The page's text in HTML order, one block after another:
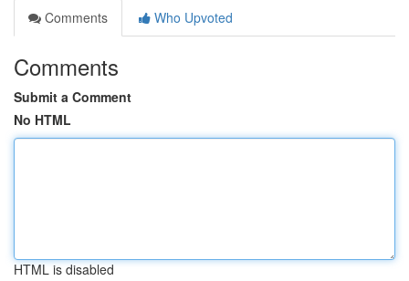
Comments
Who Upvoted
Comments
Submit a Comment
No HTML
HTML is disabled